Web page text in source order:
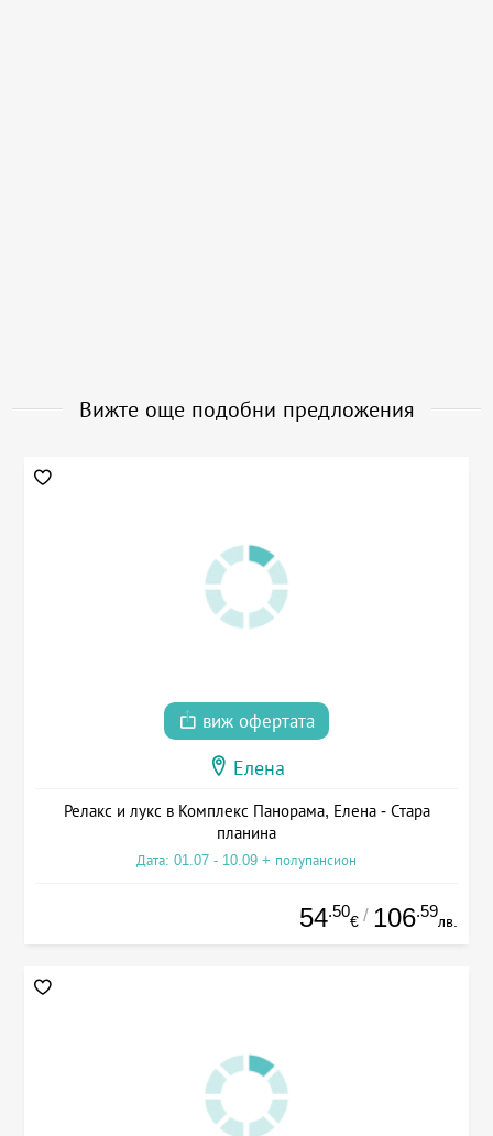
Вижте още подобни предложения
виж офертата
Елена
Релакс и лукс в Комплекс Панорама, Елена - Стара
планина
Дата: 01.07 - 10.09 + полупансион
54.50
€ / 106.59
лв.